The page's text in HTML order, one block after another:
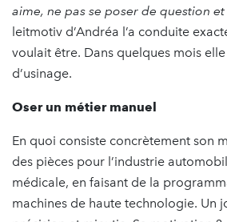
aime, ne pas se poser de question
leitmotiv d’Andréa l’a conduite
voulait être. Dans quelques mois
d’usinage.
Oser un métier manuel
En quoi consiste concrètement son
des pièces pour l’industrie
médicale, en faisant de la
machines de haute technologie. Un